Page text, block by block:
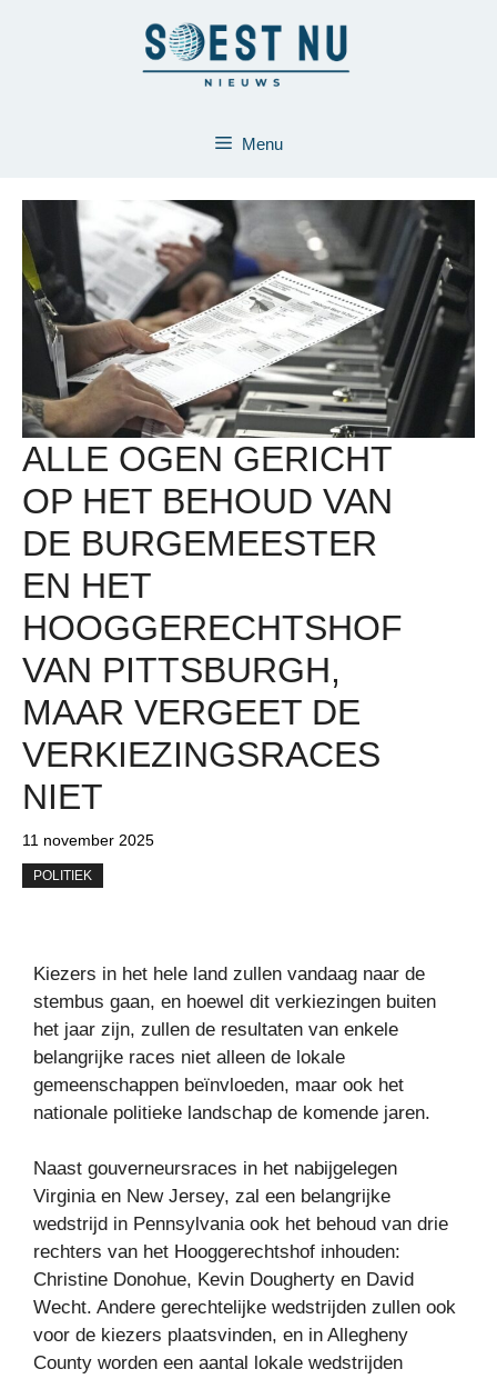
Menu
ALLE OGEN GERICHT
OP HET BEHOUD VAN
DE BURGEMEESTER
EN HET
HOOGGERECHTSHOF
VAN PITTSBURGH,
MAAR VERGEET DE
VERKIEZINGSRACES
NIET
11 november 2025
POLITIEK
Kiezers in het hele land zullen vandaag naar de
stembus gaan, en hoewel dit verkiezingen buiten
het jaar zijn, zullen de resultaten van enkele
belangrijke races niet alleen de lokale
gemeenschappen beïnvloeden, maar ook het
nationale politieke landschap de komende jaren.
Naast gouverneursraces in het nabijgelegen
Virginia en New Jersey, zal een belangrijke
wedstrijd in Pennsylvania ook het behoud van drie
rechters van het Hooggerechtshof inhouden:
Christine Donohue, Kevin Dougherty en David
Wecht. Andere gerechtelijke wedstrijden zullen ook
voor de kiezers plaatsvinden, en in Allegheny
County worden een aantal lokale wedstrijden